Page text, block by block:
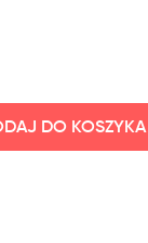
DO KOSZYKA